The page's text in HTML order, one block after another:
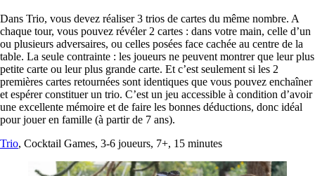
Dans Trio, vous devez réaliser 3 trios de cartes du même nombre. A
chaque tour, vous pouvez révéler 2 cartes : dans votre main, celle d’un
ou plusieurs adversaires, ou celles posées face cachée au centre de la
table. La seule contrainte : les joueurs ne peuvent montrer que leur plus
petite carte ou leur plus grande carte. Et c’est seulement si les 2
premières cartes retournées sont identiques que vous pouvez enchaîner
et espérer constituer un trio. C’est un jeu accessible à condition d’avoir
une excellente mémoire et de faire les bonnes déductions, donc idéal
pour jouer en famille (à partir de 7 ans).
Trio, Cocktail Games, 3-6 joueurs, 7+, 15 minutes